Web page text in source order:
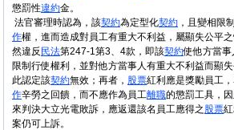
懲罰性違約金。
法官審理時認為，該契約為定型化契約 ，且變相限
作權，進而造成對員工有重大不利益，屬顯失公平
然違反 民法第247-1第3、4款，即該契約使他方當事
限制行使權利，並對他方當事人有重大不利益而顯
此認定該契約無效；再者， 股票紅利應是獎勵員工
作辛勞之回饋，而不應作為員工離職的懲罰工具，
來判決大立光電敗訴，應返還該名員工應得之 股票
案仍可上訴。